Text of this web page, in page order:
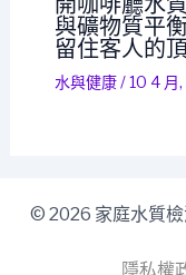
與礦物質平
留住客人的
水與健康/10 4 月
© 2026 家庭水質
隱私權